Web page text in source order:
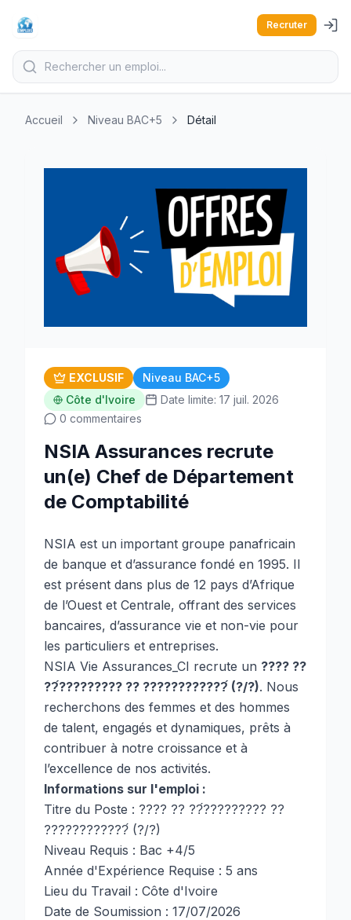
Recruter
Accueil Niveau BAC+5 Détail
EXCLUSIF
Niveau BAC+5
Côte d'Ivoire
Date limite: 17 juil. 2026
0 commentaires
NSIA Assurances recrute
un(e) Chef de Département
de Comptabilité
NSIA est un important groupe panafricain
de banque et d’assurance fondé en 1995. Il
est présent dans plus de 12 pays d’Afrique
de l’Ouest et Centrale, offrant des services
bancaires, d’assurance vie et non-vie pour
les particuliers et entreprises.
NSIA Vie Assurances_CI recrute un ???? ??
??́????????? ?? ????????????́ (?/?). Nous
recherchons des femmes et des hommes
de talent, engagés et dynamiques, prêts à
contribuer à notre croissance et à
l’excellence de nos activités.
Informations sur l'emploi :
Titre du Poste : ???? ?? ??́????????? ??
????????????́ (?/?)
Niveau Requis : Bac +4/5
Année d'Expérience Requise : 5 ans
Lieu du Travail : Côte d'Ivoire
Date de Soumission : 17/07/2026